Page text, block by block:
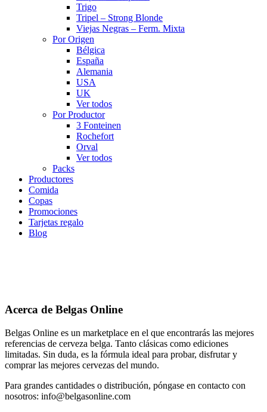
Trigo
Tripel – Strong Blonde
Viejas Negras – Ferm. Mixta
Por Origen
Bélgica
España
Alemania
USA
UK
Ver todos
Por Productor
3 Fonteinen
Rochefort
Orval
Ver todos
Packs
Productores
Comida
Copas
Promociones
Tarjetas regalo
Blog
Acerca de Belgas Online
Belgas Online es un marketplace en el que encontrarás las mejores
referencias de cerveza belga. Tanto clásicas como ediciones
limitadas. Sin duda, es la fórmula ideal para probar, disfrutar y
comprar las mejores cervezas del mundo.
Para grandes cantidades o distribución, póngase en contacto con
nosotros: info@belgasonline.com